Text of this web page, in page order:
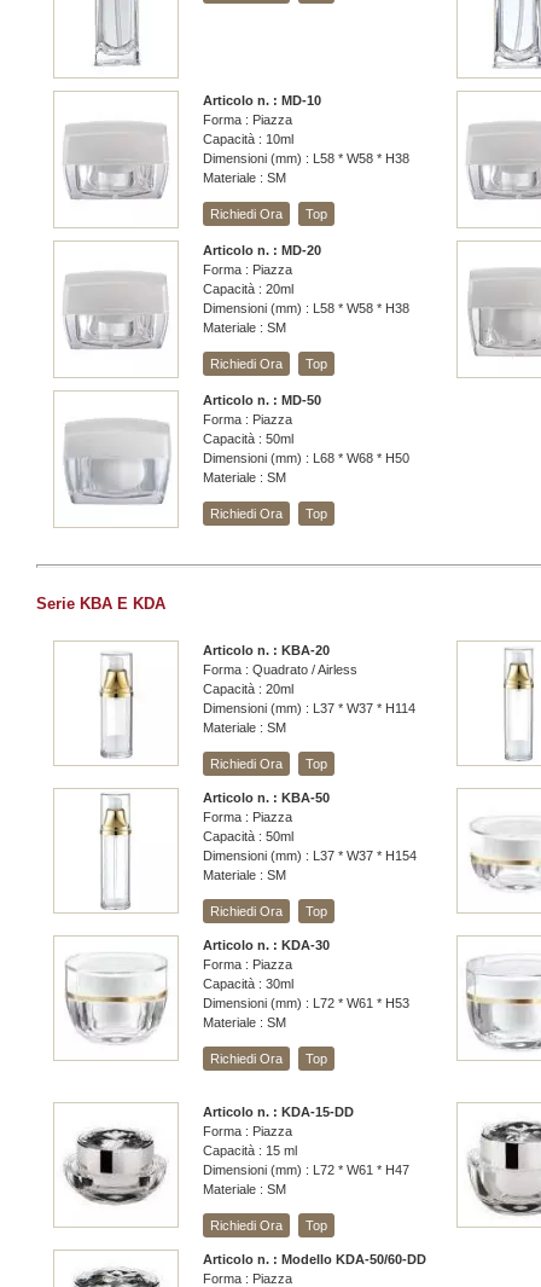
Articolo n. : MD-10
Forma : Piazza
Capacità : 10ml
Dimensioni (mm) : L58 * W58 * H38
Materiale : SM
Richiedi Ora Top
Articolo n. : MD-20
Forma : Piazza
Capacità : 20ml
Dimensioni (mm) : L58 * W58 * H38
Materiale : SM
Richiedi Ora Top
Articolo n. : MD-50
Forma : Piazza
Capacità : 50ml
Dimensioni (mm) : L68 * W68 * H50
Materiale : SM
Richiedi Ora Top
Serie KBA E KDA
Articolo n. : KBA-20
Forma : Quadrato / Airless
Capacità : 20ml
Dimensioni (mm) : L37 * W37 * H114
Materiale : SM
Richiedi Ora Top
Articolo n. : KBA-50
Forma : Piazza
Capacità : 50ml
Dimensioni (mm) : L37 * W37 * H154
Materiale : SM
Richiedi Ora Top
Articolo n. : KDA-30
Forma : Piazza
Capacità : 30ml
Dimensioni (mm) : L72 * W61 * H53
Materiale : SM
Richiedi Ora Top
Articolo n. : KDA-15-DD
Forma : Piazza
Capacità : 15 ml
Dimensioni (mm) : L72 * W61 * H47
Materiale : SM
Richiedi Ora Top
Articolo n. : Modello KDA-50/60-DD
Forma : Piazza